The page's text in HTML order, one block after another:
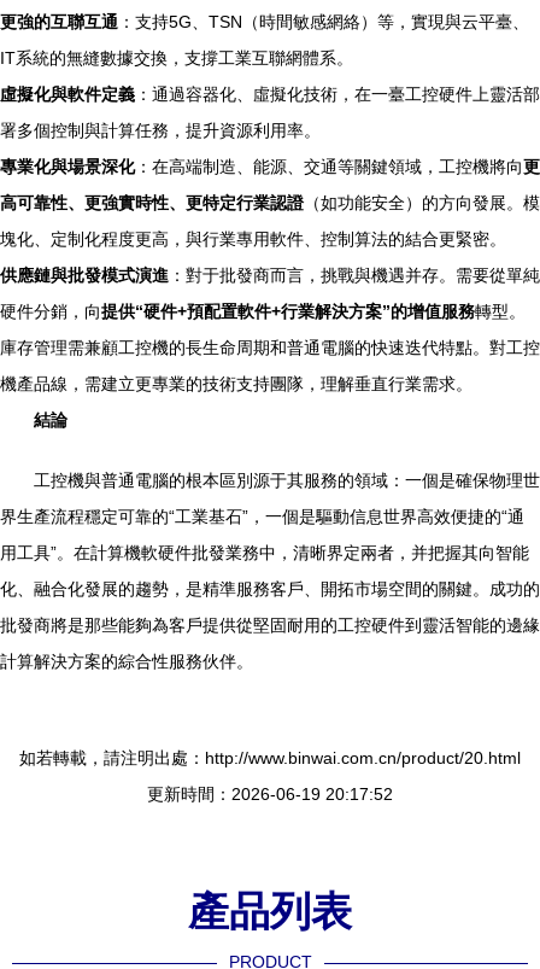
更強的互聯互通 ：支持5G、TSN（時間敏感網絡）等，實現與云平臺、
IT系統的無縫數據交換，支撐工業互聯網體系。
虛擬化與軟件定義 ：通過容器化、虛擬化技術，在一臺工控硬件上靈活部
署多個控制與計算任務，提升資源利用率。
專業化與場景深化：在高端制造、能源、交通等關鍵領域，工控機將向更
高可靠性、更強實時性、更特定行業認證（如功能安全）的方向發展。模
塊化、定制化程度更高，與行業專用軟件、控制算法的結合更緊密。
供應鏈與批發模式演進 ：對于批發商而言，挑戰與機遇并存。需要從單純
硬件分銷，向提供“硬件+預配置軟件+行業解決方案”的增值服務轉型。
庫存管理需兼顧工控機的長生命周期和普通電腦的快速迭代特點。對工控
機產品線，需建立更專業的技術支持團隊，理解垂直行業需求。
結論
工控機與普通電腦的根本區別源于其服務的領域：一個是確保物理世
界生產流程穩定可靠的“工業基石”，一個是驅動信息世界高效便捷的“通
用工具”。在計算機軟硬件批發業務中，清晰界定兩者，并把握其向智能
化、融合化發展的趨勢，是精準服務客戶、開拓市場空間的關鍵。成功的
批發商將是那些能夠為客戶提供從堅固耐用的工控硬件到靈活智能的邊緣
計算解決方案的綜合性服務伙伴。
如若轉載，請注明出處：http://www.binwai.com.cn/product/20.html
更新時間：2026-06-19 20:17:52
產品列表
PRODUCT